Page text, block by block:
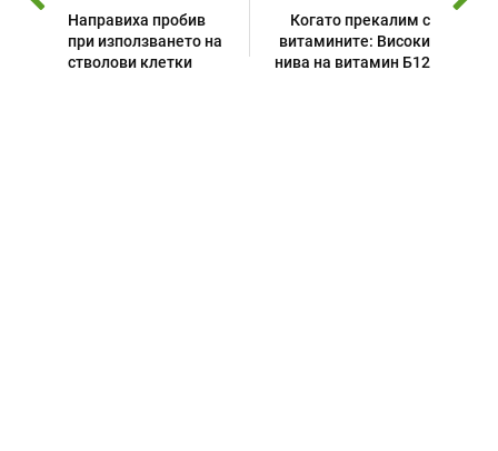
Направиха пробив
при използването на
стволови клетки
Когато прекалим с
витамините: Високи
нива на витамин Б12